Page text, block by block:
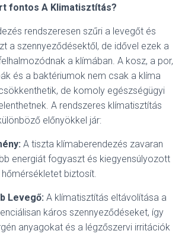
fontos A Klimatisztítás?
rendszeresen szűri a levegőt és
a szennyeződésektől, de idővel ezek a
a klímában. A kosz, a por,
és a baktériumok nem csak a klíma
de komoly egészségügyi
A rendszeres klímatisztítás
előnyökkel jár:
A tiszta klímaberendezés zavaran
energiát fogyaszt és kiegyensúlyozott
hőmérsékletet biztosít.
Levegő: A klímatisztítás eltávolítása a
káros szennyeződéseket, így
anyagokat és a légzőszervi irritációk